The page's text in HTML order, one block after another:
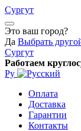
Сургут
Это ваш город?
Да Выбрать
Сургут
Работаем
Ру
Оплата
Доставка
Гарантии
Контакты